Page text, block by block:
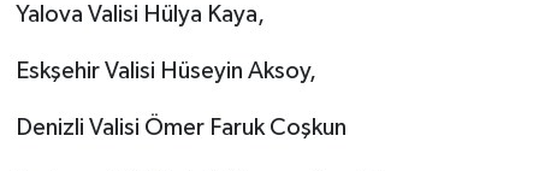
Yalova Valisi Hülya Kaya,
Eskşehir Valisi Hüseyin Aksoy,
Denizli Valisi Ömer Faruk Coşkun